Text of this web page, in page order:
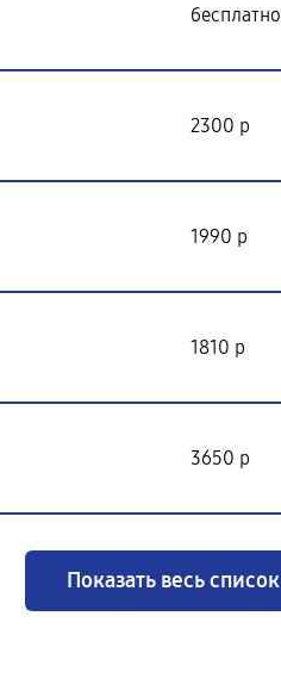
бесплатно
2300 р
1990 р
1810 р
3650 р
Показать весь список